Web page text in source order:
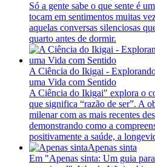
Só a gente sabe o que sente é
tocam em sentimentos muitas
aquelas conversas silenciosas
quarto antes de dormir.
A Ciência do Ikigai -
uma Vida com Sentido
A Ciência do Ikigai" explora o
que significa “razão de ser”. A
milenar com as mais recentes
demonstrando como a
positivamente a saúde, a
Apenas sinta
Em "Apenas sinta: Um guia